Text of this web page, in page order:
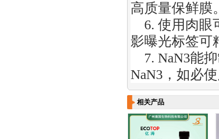
高质量保鲜膜
6. 使用肉眼
影曝光标签可
7. NaN3能
NaN3 ，如必
相关产品